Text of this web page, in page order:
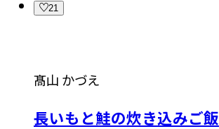
21
髙山 かづえ
長いもと鮭の炊き込みご飯